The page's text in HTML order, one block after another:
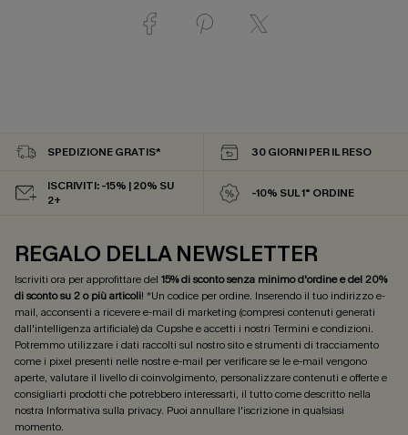
SPEDIZIONE GRATIS* 30 GIORNI PER IL RESO
ISCRIVITI: -15% | 20% SU
2+
-10% SUL 1° ORDINE
REGALO DELLA NEWSLETTER
Iscriviti ora per approfittare del 15% di sconto senza minimo d'ordine e del 20%
di sconto su 2 o più articoli! *Un codice per ordine. Inserendo il tuo indirizzo e-
mail, acconsenti a ricevere e-mail di marketing (compresi contenuti generati
dall'intelligenza artificiale) da Cupshe e accetti i nostri Termini e condizioni.
Potremmo utilizzare i dati raccolti sul nostro sito e strumenti di tracciamento
come i pixel presenti nelle nostre e-mail per verificare se le e-mail vengono
aperte, valutare il livello di coinvolgimento, personalizzare contenuti e offerte e
consigliarti prodotti che potrebbero interessarti, il tutto come descritto nella
nostra Informativa sulla privacy. Puoi annullare l'iscrizione in qualsiasi
momento.